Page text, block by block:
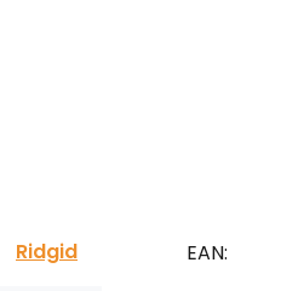
Ridgid EAN: